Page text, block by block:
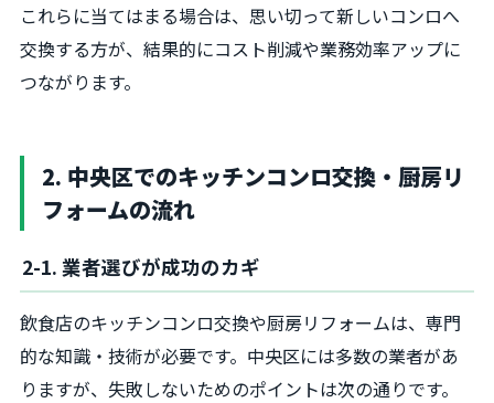
これらに当てはまる場合は、思い切って新しいコンロへ
交換する方が、結果的にコスト削減や業務効率アップに
つながります。
2. 中央区でのキッチンコンロ交換・厨房リ
フォームの流れ
2-1. 業者選びが成功のカギ
飲食店のキッチンコンロ交換や厨房リフォームは、専門
的な知識・技術が必要です。中央区には多数の業者があ
りますが、失敗しないためのポイントは次の通りです。